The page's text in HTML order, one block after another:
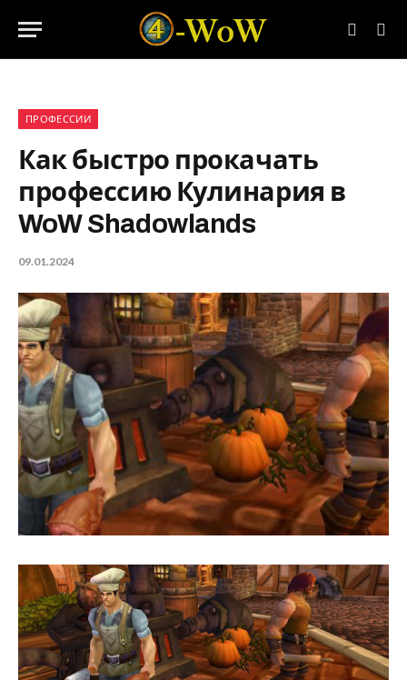
ПРОФЕССИИ
Как быстро прокачать
профессию Кулинария в
WoW Shadowlands
09.01.2024